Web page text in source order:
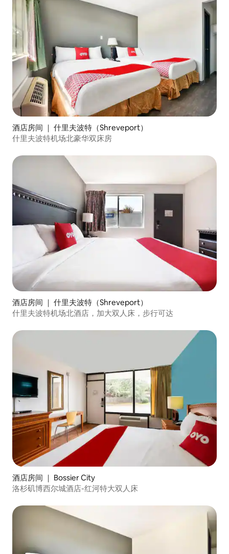
酒店房间 ｜ 什里夫波特（Shreveport）
什里夫波特机场北豪华双床房
酒店房间 ｜ 什里夫波特（Shreveport）
什里夫波特机场北酒店，加大双人床，步行可达
酒店房间 ｜ Bossier City
洛杉矶博西尔城酒店-红河特大双人床